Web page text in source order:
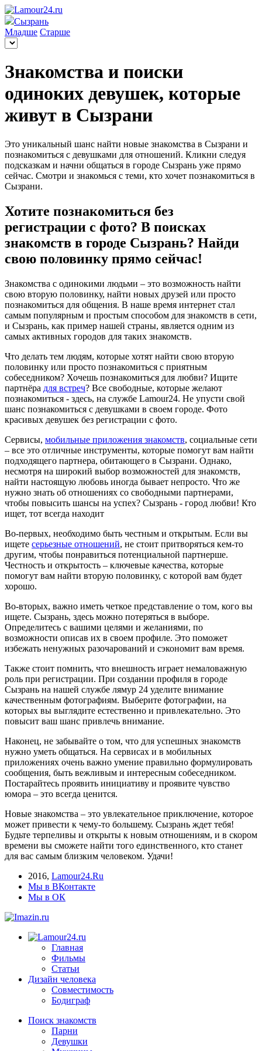
Сызрань
Младше Старше
Знакомства и поиски
одиноких девушек, которые
живут в Сызрани
Это уникальный шанс найти новые знакомства в Сызрани и
познакомиться с девушками для отношений. Кликни следуя
подсказкам и начни общаться в городе Сызрань уже прямо
сейчас. Смотри и знакомься с теми, кто хочет познакомиться в
Сызрани.
Хотите познакомиться без
регистрации с фото? В поисках
знакомств в городе Сызрань? Найди
свою половинку прямо сейчас!
Знакомства с одинокими людьми – это возможность найти
свою вторую половинку, найти новых друзей или просто
познакомиться для общения. В наше время интернет стал
самым популярным и простым способом для знакомств в сети,
и Сызрань, как пример нашей страны, является одним из
самых активных городов для таких знакомств.
Что делать тем людям, которые хотят найти свою вторую
половинку или просто познакомиться с приятным
собеседником? Хочешь познакомиться для любви? Ищите
партнёра для встреч? Все свободные, которые желают
познакомиться - здесь, на службе Lamour24. Не упусти свой
шанс познакомиться с девушками в своем городе. Фото
красивых девушек без регистрации с фото.
Сервисы, мобильные приложения знакомств, социальные сети
– все это отличные инструменты, которые помогут вам найти
подходящего партнера, обитающего в Сызрани. Однако,
несмотря на широкий выбор возможностей для знакомств,
найти настоящую любовь иногда бывает непросто. Что же
нужно знать об отношениях со свободными партнерами,
чтобы повысить шансы на успех? Сызрань - город любви! Кто
ищет, тот всегда находит
Во-первых, необходимо быть честным и открытым. Если вы
ищете серьезные отношений, не стоит притворяться кем-то
другим, чтобы понравиться потенциальной партнерше.
Честность и открытость – ключевые качества, которые
помогут вам найти вторую половинку, с которой вам будет
хорошо.
Во-вторых, важно иметь четкое представление о том, кого вы
ищете. Сызрань, здесь можно потеряться в выборе.
Определитесь с вашими целями и желаниями, по
возможности описав их в своем профиле. Это поможет
избежать ненужных разочарований и сэкономит вам время.
Также стоит помнить, что внешность играет немаловажную
роль при регистрации. При создании профиля в городе
Сызрань на нашей службе лямур 24 уделите внимание
качественным фотографиям. Выберите фотографии, на
которых вы выглядите естественно и привлекательно. Это
повысит ваш шанс привлечь внимание.
Наконец, не забывайте о том, что для успешных знакомств
нужно уметь общаться. На сервисах и в мобильных
приложениях очень важно умение правильно формулировать
сообщения, быть вежливым и интересным собеседником.
Постарайтесь проявить инициативу и проявите чувство
юмора – это всегда ценится.
Новые знакомства – это увлекательное приключение, которое
может привести к чему-то большему. Сызрань ждет тебя!
Будьте терпеливы и открыты к новым отношениям, и в скором
времени вы сможете найти того единственного, кто станет
для вас самым близким человеком. Удачи!
2016, Lamour24.Ru
Мы в ВКонтакте
Мы в ОК
Главная
Фильмы
Статьи
Дизайн человека
Совместимость
Бодиграф
Поиск знакомств
Парни
Девушки